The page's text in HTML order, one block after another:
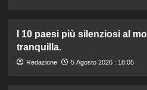
I 10 paesi più silenziosi al
tranquilla.
Redazione 5 Agosto 2026 : 18:05